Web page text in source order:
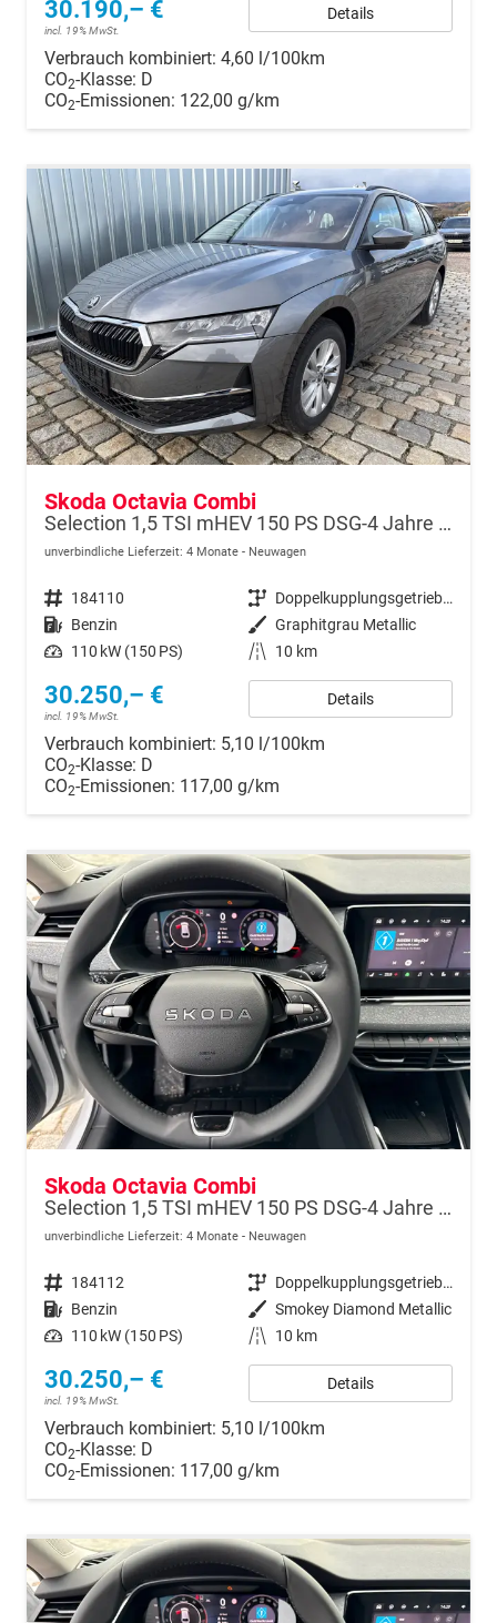
30.190,– €
incl. 19% MwSt.
Details
Verbrauch kombiniert: 4,60 l/100km
CO2-Klasse: D
CO2-Emissionen: 122,00 g/km
Skoda Octavia Combi
Selection 1,5 TSI mHEV 150 PS DSG-4 Jahre Garantie-Anhängerkupplung schwenkbar-PDC vorne und hinten-Sitzheizung-Smart Link
unverbindliche Lieferzeit: 4 Monate Neuwagen
Fahrzeugnr. 184110 Getriebe
Doppelkupplungsgetriebe (DSG)
Kraftstoff Benzin Außenfarbe Graphitgrau Metallic
Leistung 110 kW (150 PS) Kilometerstand 10 km
30.250,– €
incl. 19% MwSt.
Details
Verbrauch kombiniert: 5,10 l/100km
CO2-Klasse: D
CO2-Emissionen: 117,00 g/km
Skoda Octavia Combi
Selection 1,5 TSI mHEV 150 PS DSG-4 Jahre Garantie-Anhängerkupplung schwenkbar-PDC vorne und hinten-Sitzheizung-Smart Link
unverbindliche Lieferzeit: 4 Monate Neuwagen
Fahrzeugnr. 184112 Getriebe
Doppelkupplungsgetriebe (DSG)
Kraftstoff Benzin Außenfarbe Smokey Diamond Metallic
Leistung 110 kW (150 PS) Kilometerstand 10 km
30.250,– €
incl. 19% MwSt.
Details
Verbrauch kombiniert: 5,10 l/100km
CO2-Klasse: D
CO2-Emissionen: 117,00 g/km